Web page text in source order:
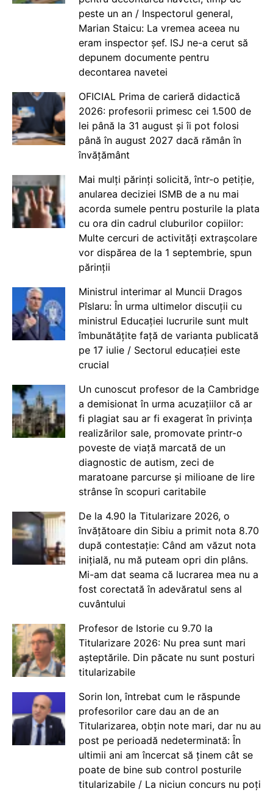
peste un an / Inspectorul general,
Marian Staicu: La vremea aceea nu
eram inspector șef. ISJ ne-a cerut să
depunem documente pentru
decontarea navetei
OFICIAL Prima de carieră didactică
2026: profesorii primesc cei 1.500 de
lei până la 31 august și îi pot folosi
până în august 2027 dacă rămân în
învățământ
Mai mulți părinți solicită, într-o petiție,
anularea deciziei ISMB de a nu mai
acorda sumele pentru posturile la plata
cu ora din cadrul cluburilor copiilor:
Multe cercuri de activități extrașcolare
vor dispărea de la 1 septembrie, spun
părinții
Ministrul interimar al Muncii Dragos
Pîslaru: În urma ultimelor discuții cu
ministrul Educației lucrurile sunt mult
îmbunătățite față de varianta publicată
pe 17 iulie / Sectorul educației este
crucial
Un cunoscut profesor de la Cambridge
a demisionat în urma acuzațiilor că ar
fi plagiat sau ar fi exagerat în privința
realizărilor sale, promovate printr-o
poveste de viață marcată de un
diagnostic de autism, zeci de
maratoane parcurse și milioane de lire
strânse în scopuri caritabile
De la 4.90 la Titularizare 2026, o
învățătoare din Sibiu a primit nota 8.70
după contestație: Când am văzut nota
inițială, nu mă puteam opri din plâns.
Mi-am dat seama că lucrarea mea nu a
fost corectată în adevăratul sens al
cuvântului
Profesor de Istorie cu 9.70 la
Titularizare 2026: Nu prea sunt mari
așteptările. Din păcate nu sunt posturi
titularizabile
Sorin Ion, întrebat cum le răspunde
profesorilor care dau an de an
Titularizarea, obțin note mari, dar nu au
post pe perioadă nedeterminată: În
ultimii ani am încercat să ținem cât se
poate de bine sub control posturile
titularizabile / La niciun concurs nu poți